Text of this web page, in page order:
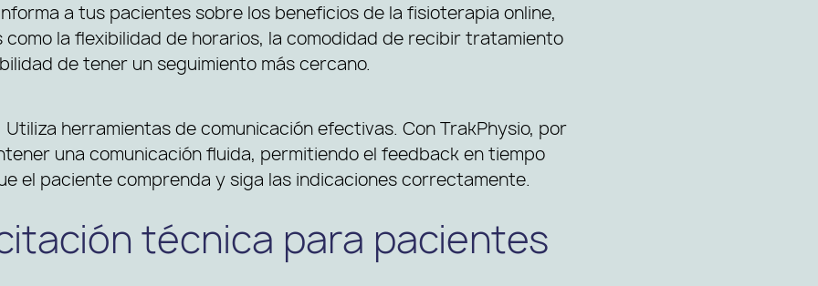
a tus pacientes sobre los beneficios de la fisioterapia online,
la flexibilidad de horarios, la comodidad de recibir tratamiento
de tener un seguimiento más cercano.
Utiliza herramientas de comunicación efectivas. Con TrakPhysio, por
una comunicación fluida, permitiendo el feedback en tiempo
el paciente comprenda y siga las indicaciones correctamente.
técnica para pacientes